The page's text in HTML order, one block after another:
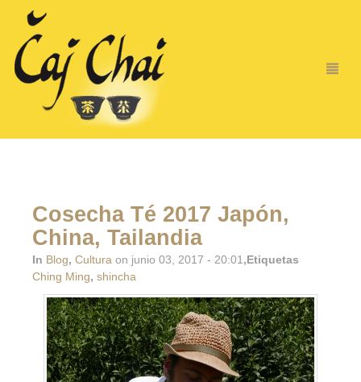
Cosecha Té 2017 Japón,
China, Tailandia
In Blog, Cultura on junio 03, 2017 - 20:01 ,Etiquetas
Ching Ming, shincha